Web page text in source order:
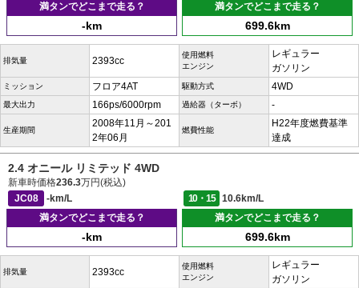
満タンでどこまで走る？
-km
満タンでどこまで走る？
699.6km
排気量 2393cc
使用燃料
エンジン
レギュラー
ガソリン
ミッション フロア4AT 駆動方式 4WD
最大出力 166ps/6000rpm 過給器（ターボ） -
生産期間
2008年11月～201
2年06月
燃費性能
H22年度燃費基準
達成
2.4 オニール リミテッド 4WD
新車時価格236.3万円(税込)
JC08
-km/L 10・15
10.6km/L
満タンでどこまで走る？
-km
満タンでどこまで走る？
699.6km
排気量 2393cc
使用燃料
エンジン
レギュラー
ガソリン